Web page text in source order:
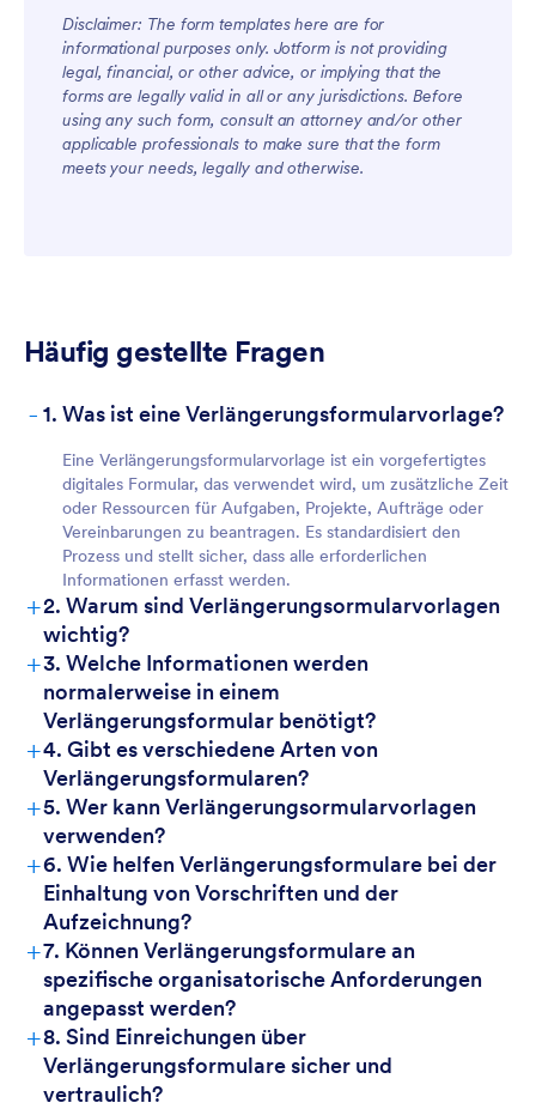
Disclaimer: The form templates here are for
informational purposes only. Jotform is not providing
legal, financial, or other advice, or implying that the
forms are legally valid in all or any jurisdictions. Before
using any such form, consult an attorney and/or other
applicable professionals to make sure that the form
meets your needs, legally and otherwise.
Häufig gestellte Fragen
- 1. Was ist eine Verlängerungsformularvorlage?
Eine Verlängerungsformularvorlage ist ein vorgefertigtes
digitales Formular, das verwendet wird, um zusätzliche Zeit
oder Ressourcen für Aufgaben, Projekte, Aufträge oder
Vereinbarungen zu beantragen. Es standardisiert den
Prozess und stellt sicher, dass alle erforderlichen
Informationen erfasst werden.
+2. Warum sind Verlängerungsormularvorlagen
wichtig?
+3. Welche Informationen werden
normalerweise in einem
Verlängerungsformular benötigt?
+4. Gibt es verschiedene Arten von
Verlängerungsformularen?
+5. Wer kann Verlängerungsormularvorlagen
verwenden?
+6. Wie helfen Verlängerungsformulare bei der
Einhaltung von Vorschriften und der
Aufzeichnung?
+7. Können Verlängerungsformulare an
spezifische organisatorische Anforderungen
angepasst werden?
+8. Sind Einreichungen über
Verlängerungsformulare sicher und
vertraulich?